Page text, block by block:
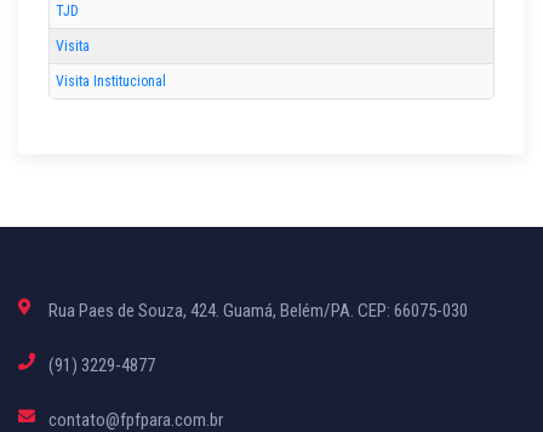
TJD
Visita
Visita Institucional
Rua Paes de Souza, 424. Guamá, Belém/PA. CEP: 66075-030
(91) 3229-4877
contato@fpfpara.com.br